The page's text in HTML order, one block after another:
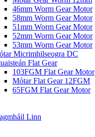
46mm Worm Gear Motor
58mm Worm Gear Motor
51mm Worm Gear Motor
52mm Worm Gear Motor
53mm Worm Gear Motor
Micrimhilseogra DC
Flat Gear
103FGM Flat Gear Motor
Mótar Flat Gear 12FGM
65FGM Flat Gear Motor
Linn